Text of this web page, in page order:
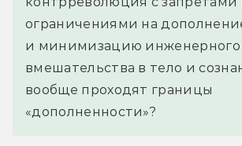
ограничениями на
и минимизацию инженерного
вмешательства в тело и
вообще проходят границы
«дополненности»?